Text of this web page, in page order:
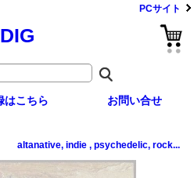
PCサイト
はこちら お問い合せ
altanative, indie , psychedelic, rock...